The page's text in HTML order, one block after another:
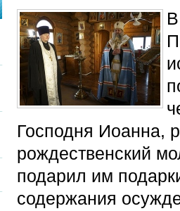
Господня Иоанна,
рождественский
подарил им
содержания